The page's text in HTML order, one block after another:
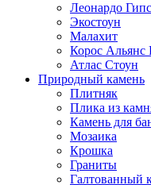
Леонардо
Экостоун
Малахит
Корос Альянс
Атлас Стоун
Природный камень
Плитняк
Плика из
Камень для
Мозаика
Крошка
Граниты
Галтованный